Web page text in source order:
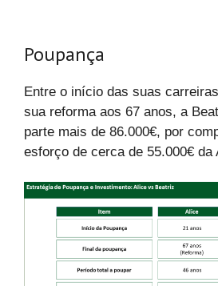
Poupança
Entre o início das suas
sua reforma aos 67 anos, a
parte mais de 86.000€, por
esforço de cerca de 55.000€ da